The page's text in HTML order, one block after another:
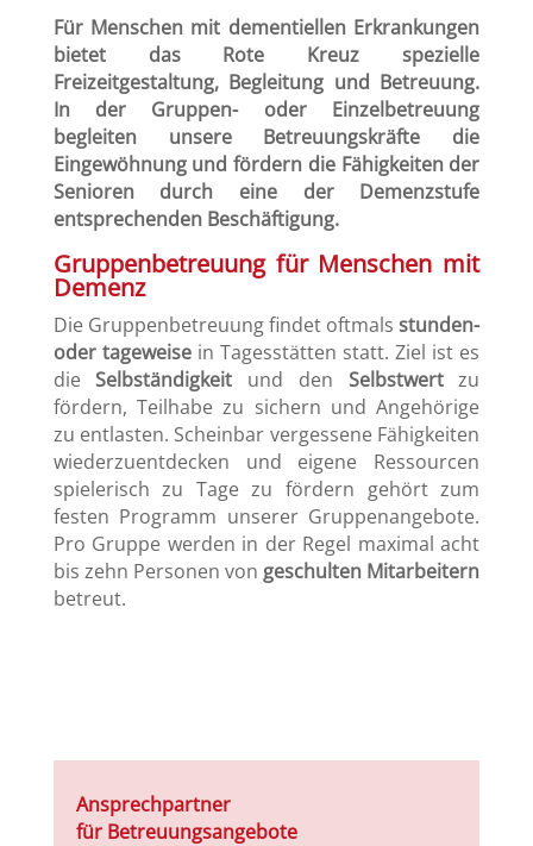
Für Menschen mit dementiellen Erkrankungen
bietet das Rote Kreuz spezielle
Freizeitgestaltung, Begleitung und Betreuung.
In der Gruppen- oder Einzelbetreuung
begleiten unsere Betreuungskräfte die
Eingewöhnung und fördern die Fähigkeiten der
Senioren durch eine der Demenzstufe
entsprechenden Beschäftigung.
Gruppenbetreuung für Menschen mit
Demenz
Die Gruppenbetreuung findet oftmalsstunden-
oder tageweisein Tagesstätten statt. Ziel ist es
dieSelbständigkeit und den Selbstwertzu
fördern, Teilhabe zu sichern und Angehörige
zu entlasten. Scheinbar vergessene Fähigkeiten
wiederzuentdecken und eigene Ressourcen
spielerisch zu Tage zu fördern gehört zum
festen Programm unserer Gruppenangebote.
Pro Gruppe werden in der Regel maximal acht
bis zehn Personen von geschulten Mitarbeitern
betreut.
Ansprechpartner
für Betreuungsangebote